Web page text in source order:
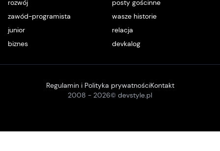
rozwój
posty gościnne
zawód-programista
wasze historie
junior
relacja
biznes
devkalog
2008 - 2026© devstyle.pl
Regulamin i Polityka prywatnościKontakt